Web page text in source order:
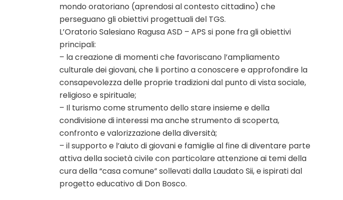
mondo oratoriano (aprendosi al contesto cittadino) che
perseguano gli obiettivi progettuali del TGS.
L’Oratorio Salesiano Ragusa ASD – APS si pone fra gli obiettivi
principali:
– la creazione di momenti che favoriscano l’ampliamento
culturale dei giovani, che li portino a conoscere e approfondire la
consapevolezza delle proprie tradizioni dal punto di vista sociale,
religioso e spirituale;
– Il turismo come strumento dello stare insieme e della
condivisione di interessi ma anche strumento di scoperta,
confronto e valorizzazione della diversità;
– il supporto e l’aiuto di giovani e famiglie al fine di diventare parte
attiva della società civile con particolare attenzione ai temi della
cura della “casa comune” sollevati dalla Laudato Sii, e ispirati dal
progetto educativo di Don Bosco.